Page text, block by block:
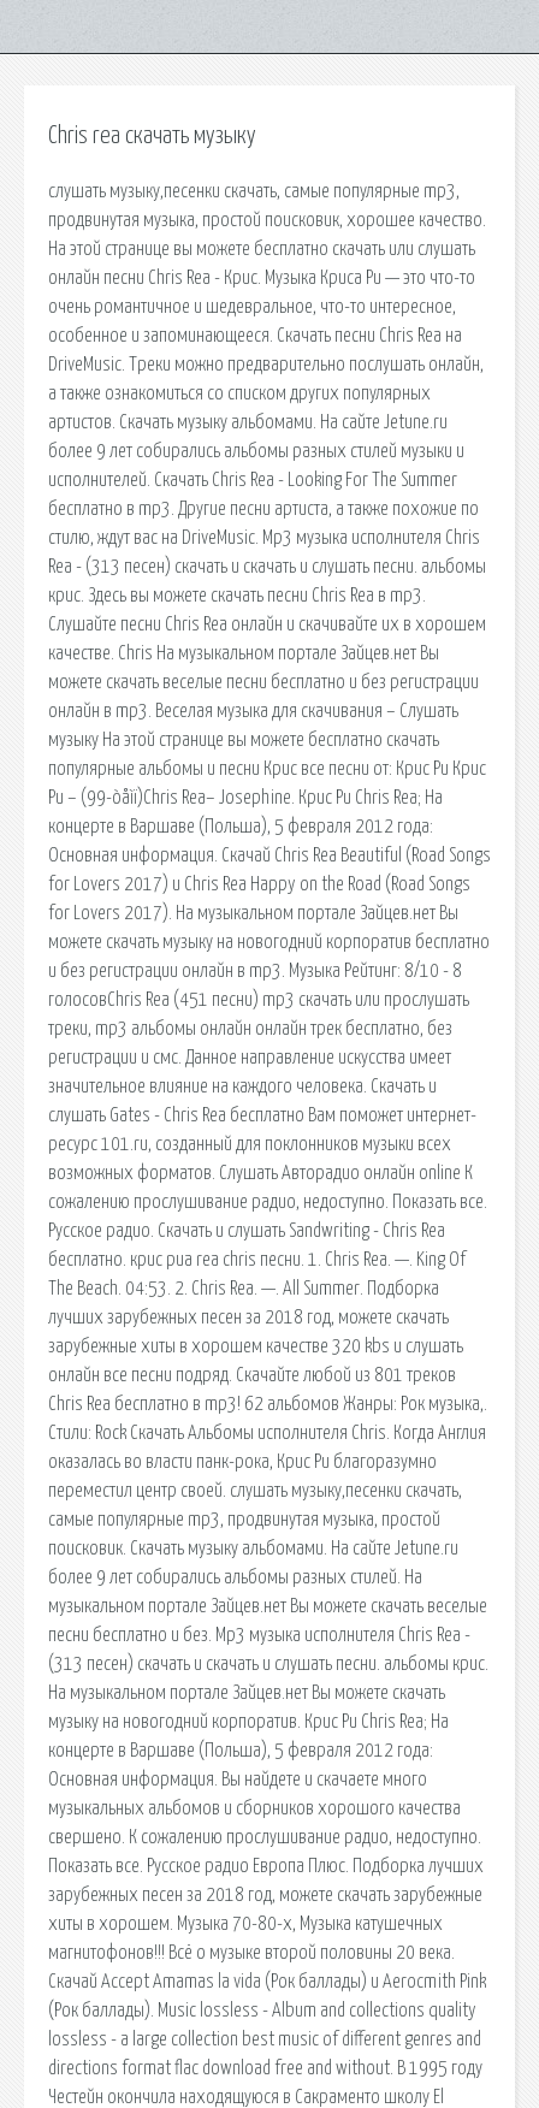
Chris rea скачать музыку
слушать музыку,песенки скачать, самые популярные mp3,
продвинутая музыка, простой поисковик, хорошее качество.
На этой странице вы можете бесплатно скачать или слушать
онлайн песни Chris Rea - Крис. Музыка Криса Ри — это что-то
очень романтичное и шедевральное, что-то интересное,
особенное и запоминающееся. Скачать песни Chris Rea на
DriveMusic. Треки можно предварительно послушать онлайн,
а также ознакомиться со списком других популярных
артистов. Скачать музыку альбомами. На сайте Jetune.ru
более 9 лет собирались альбомы разных стилей музыки и
исполнителей. Скачать Chris Rea - Looking For The Summer
бесплатно в mp3. Другие песни артиста, а также похожие по
стилю, ждут вас на DriveMusic. Mp3 музыка исполнителя Chris
Rea - (313 песен) скачать и скачать и слушать песни. альбомы
крис. Здесь вы можете скачать песни Chris Rea в mp3.
Слушайте песни Chris Rea онлайн и скачивайте их в хорошем
качестве. Chris На музыкальном портале Зайцев.нет Вы
можете скачать веселые песни бесплатно и без регистрации
онлайн в mp3. Веселая музыка для скачивания – Слушать
музыку На этой странице вы можете бесплатно скачать
популярные альбомы и песни Крис все песни от: Крис Ри Крис
Ри – (99-òåìï)Chris Rea– Josephine. Крис Ри Chris Rea; На
концерте в Варшаве (Польша), 5 февраля 2012 года:
Основная информация. Скачай Chris Rea Beautiful (Road Songs
for Lovers 2017) и Chris Rea Happy on the Road (Road Songs
for Lovers 2017). На музыкальном портале Зайцев.нет Вы
можете скачать музыку на новогодний корпоратив бесплатно
и без регистрации онлайн в mp3. Музыка Рейтинг: 8/10 - 8
голосовChris Rea (451 песни) mp3 скачать или прослушать
треки, mp3 альбомы онлайн онлайн трек бесплатно, без
регистрации и смс. Данное направление искусства имеет
значительное влияние на каждого человека. Скачать и
слушать Gates - Chris Rea бесплатно Вам поможет интернет-
ресурс 101.ru, созданный для поклонников музыки всех
возможных форматов. Слушать Авторадио онлайн online К
сожалению прослушивание радио, недоступно. Показать все.
Русское радио. Скачать и слушать Sandwriting - Chris Rea
бесплатно. крис риа rea chris песни. 1. Chris Rea. —. King Of
The Beach. 04:53. 2. Chris Rea. —. All Summer. Подборка
лучших зарубежных песен за 2018 год, можете скачать
зарубежные хиты в хорошем качестве 320 kbs и слушать
онлайн все песни подряд. Скачайте любой из 801 треков
Chris Rea бесплатно в mp3! 62 альбомов Жанры: Рок музыка,.
Стили: Rock Скачать Альбомы исполнителя Chris. Когда Англия
оказалась во власти панк-рока, Крис Ри благоразумно
переместил центр своей. слушать музыку,песенки скачать,
самые популярные mp3, продвинутая музыка, простой
поисковик. Скачать музыку альбомами. На сайте Jetune.ru
более 9 лет собирались альбомы разных стилей. На
музыкальном портале Зайцев.нет Вы можете скачать веселые
песни бесплатно и без. Mp3 музыка исполнителя Chris Rea -
(313 песен) скачать и скачать и слушать песни. альбомы крис.
На музыкальном портале Зайцев.нет Вы можете скачать
музыку на новогодний корпоратив. Крис Ри Chris Rea; На
концерте в Варшаве (Польша), 5 февраля 2012 года:
Основная информация. Вы найдете и скачаете много
музыкальных альбомов и сборников хорошого качества
свершено. К сожалению прослушивание радио, недоступно.
Показать все. Русское радио Европа Плюс. Подборка лучших
зарубежных песен за 2018 год, можете скачать зарубежные
хиты в хорошем. Музыка 70-80-х, Музыка катушечных
магнитофонов!!! Всё о музыке второй половины 20 века.
Скачай Accept Amamas la vida (Рок баллады) и Aerocmith Pink
(Рок баллады). Music lossless - Album and collections quality
lossless - a large collection best music of different genres and
directions format flac download free and without. В 1995 году
Честейн окончила находящуюся в Сакраменто школу El